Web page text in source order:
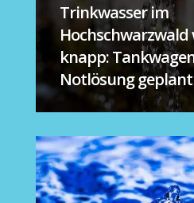
Trinkwasser im
Hochschwarzwald
knapp:
Notlösung geplant